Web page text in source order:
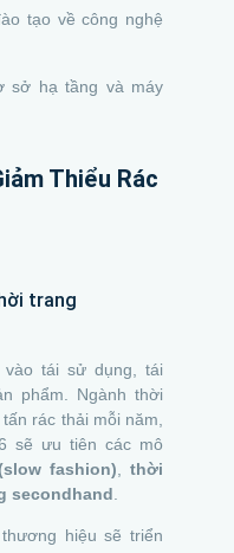
tạo về công nghệ
sở hạ tầng và máy
Thiểu Rác
trang
tái sử dụng, tái
phẩm. Ngành thời
rác thải mỗi năm,
sẽ ưu tiên các mô
fashion) ,thời
secondhand
hiệu sẽ triển